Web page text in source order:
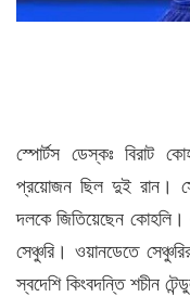
স্পোর্টস ডেস্কঃ বিরাট
প্রয়োজন ছিল দুই রান।
দলকে জিতিয়েছেন কোহলি।
সেঞ্চুরি। ওয়ানডেতে
স্বদেশি কিংবদন্তি শচীন